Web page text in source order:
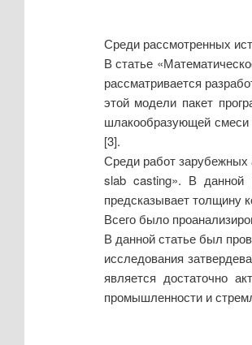
Среди рассмотренных
В статье
рассматривается
этой модели пакет
шлакообразующей смеси
[3].
Среди работ зарубежных
slab casting». В данной
предсказывает толщину
Всего было
В данной статье был
исследования
является достаточно
промышленности и